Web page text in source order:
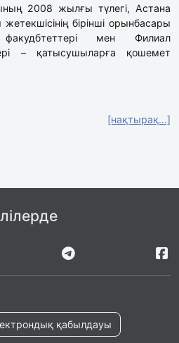
2008 жылғы түлегі, Астана
бірінші орынбасары
мен Филиал
– қатысушыларға қошемет
[нақтырақ...]
қабылдауы